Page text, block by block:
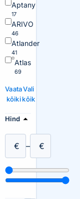
Aptany
17
ARIVO
46
Atlander
41
Atlas
69
Vaata
kõiki
Vali
kõik
Hind
€ – €